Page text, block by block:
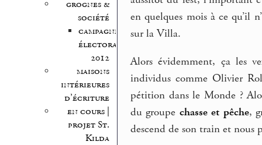
grognes &
société
campagne
électorale
2012
maisons
intérieures
d’écriture
en cours |
projet St.
Kilda
en quelques mois à ce qu’il
sur la Villa.
Alors évidemment, ça les
individus comme Olivier
pétition dans le Monde ?
du groupe chasse et pêche,
descend de son train et nous